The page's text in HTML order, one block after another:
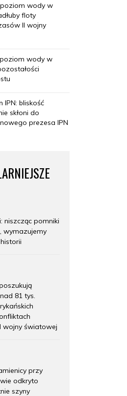
wody w
floty
II wojny
wody w
IPN: bliskość
skłoni do
prezesa IPN
niszcząc pomniki
wymazujemy
81 tys.
wojny światowej
przy
odkryto
szyny